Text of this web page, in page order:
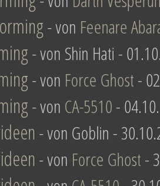
- von Feenare
- von Shin Hati -
- von Force Ghost-
- von CA-5510-
- von Goblin -
- von Force Ghost-